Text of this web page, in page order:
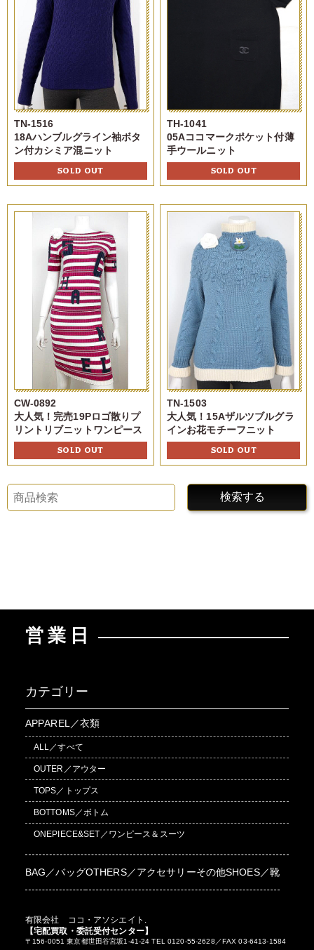
TN-1516
18Aハンブルグライン袖ボタ
ン付カシミア混ニット
SOLD OUT
TH-1041
05Aココマークポケット付薄
手ウールニット
SOLD OUT
CW-0892
大人気！完売19Pロゴ散りプ
リントリブニットワンピース
SOLD OUT
TN-1503
大人気！15Aザルツブルグラ
インお花モチーフニット
SOLD OUT
検索する
営業日
カテゴリー
APPAREL／衣類
ALL／すべて
OUTER／アウター
TOPS／トップス
BOTTOMS／ボトム
ONEPIECE&SET／ワンピース＆スーツ
BAG／バッグOTHERS／アクセサリーその他SHOES／靴
有限会社 ココ・アソシエイト.
【宅配買取・委託受付センター】
〒156-0051 東京都世田谷宮坂1-41-24 TEL 0120-55-2628／FAX 03-6413-1584